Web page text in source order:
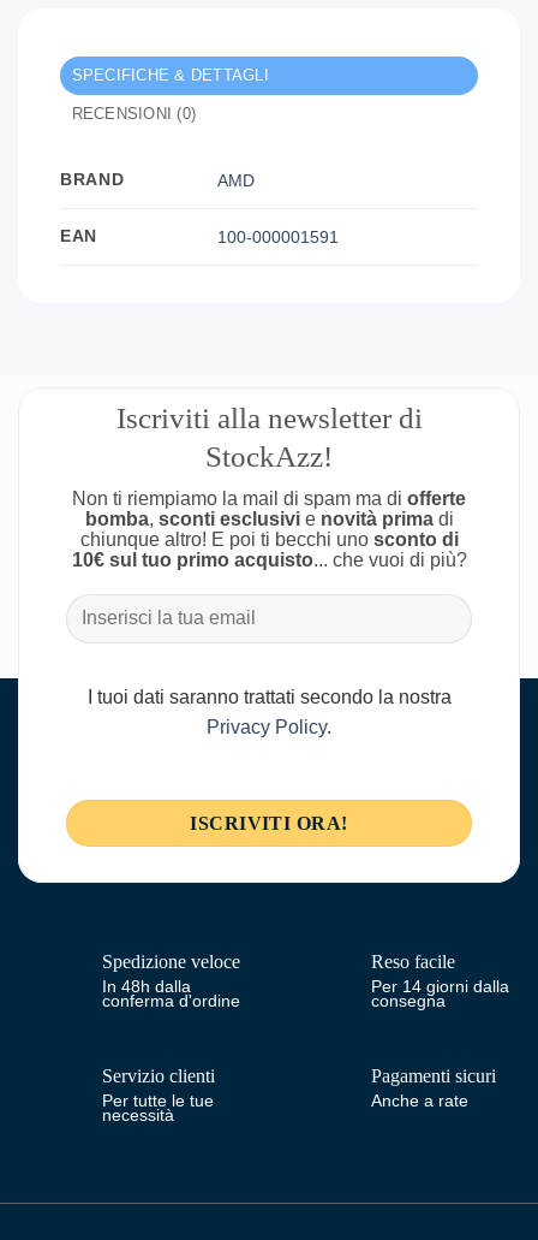
SPECIFICHE & DETTAGLI
RECENSIONI (0)
BRAND AMD
EAN 100-000001591
Iscriviti alla newsletter di
StockAzz!
Non ti riempiamo la mail di spam ma di offerte
bomba, sconti esclusivie novità primadi
chiunque altro! E poi ti becchi uno sconto di
10€ sul tuo primo acquisto... che vuoi di più?
I tuoi dati saranno trattati secondo la nostra
Privacy Policy.
Spedizione veloce
In 48h dalla
conferma d'ordine
Reso facile
Per 14 giorni dalla
consegna
Servizio clienti
Per tutte le tue
necessità
Pagamenti sicuri
Anche a rate